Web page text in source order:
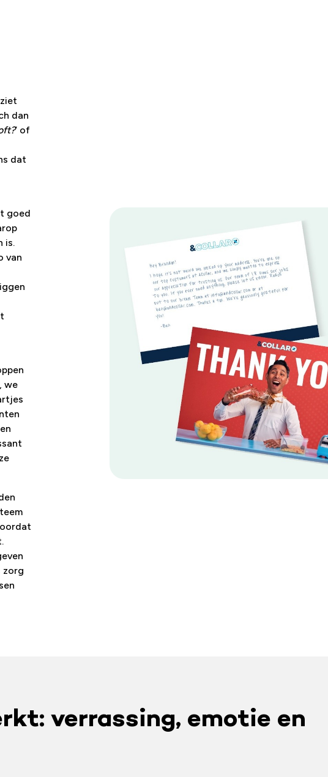
dan
’ of
dat
goed
is.
van
we
zorg
verrassing, emotie en